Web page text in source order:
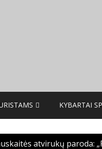
KYBARTAI
atvirukų paroda: